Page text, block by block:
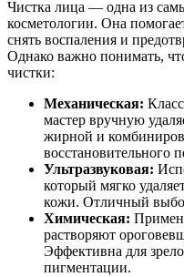
Чистка лица — одна из
косметологии. Она
снять воспаления и
Однако важно понимать,
чистки:
Механическая:
мастер вручную
жирной и
восстановительного
Ультразвуковая:
который мягко
кожи. Отличный
Химическая:
растворяют
Эффективна для
пигментации.